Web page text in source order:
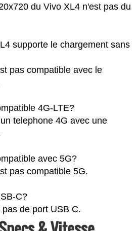
du Vivo XL4 n'est pas du
supporte le chargement sans
pas compatible avec le
4G-LTE?
telephone 4G avec une
avec 5G?
pas compatible 5G.
C?
de port USB C.